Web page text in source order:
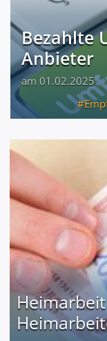
Bezahlte
Anbieter
am 01.02.2025